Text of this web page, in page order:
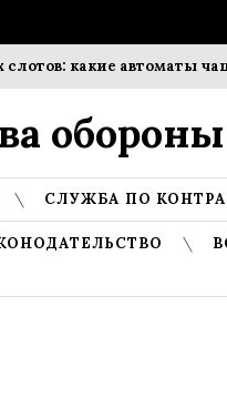
какие автоматы
обороны
СЛУЖБА ПО